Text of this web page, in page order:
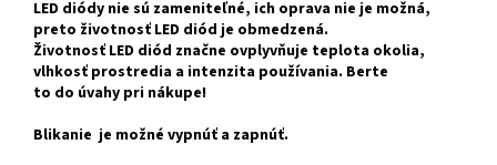
LED diódy nie sú zameniteľné, ich oprava nie je možná,
preto životnosť LED diód je obmedzená.
Životnosť LED diód značne ovplyvňuje teplota okolia,
vlhkosť prostredia a intenzita používania. Berte
to do úvahy pri nákupe!
Blikanie je možné vypnúť a zapnúť.